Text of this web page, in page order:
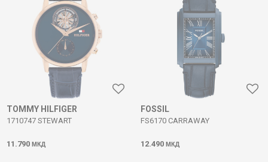
TOMMY HILFIGER
1710747 STEWART
11.790 МКД
FOSSIL
FS6170 CARRAWAY
12.490 МКД